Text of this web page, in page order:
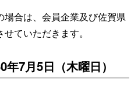
合は、会員企業及び佐賀県
ていただきます。
7月5日（木曜日）